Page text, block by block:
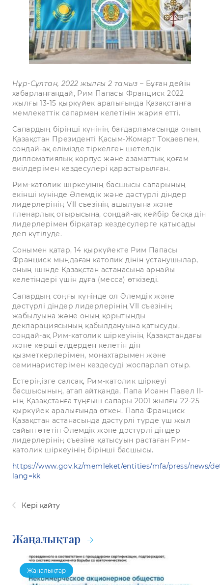
Нұр-Сұлтан, 2022 жылғы 2 тамыз – Бұған дейін
хабарланғандай, Рим Папасы Франциск 2022
жылғы 13-15 қыркүйек аралығында Қазақстанға
мемлекеттік сапармен келетінін жария етті.
Сапардың бірінші күнінің бағдарламасында оның
Қазақстан Президенті Қасым-Жомарт Тоқаевпен,
сондай-ақ елімізде тіркелген шетелдік
дипломатиялық корпус және азаматтық қоғам
өкілдерімен кездесулері қарастырылған.
Рим-католик шіркеуінің басшысы сапарының
екінші күнінде Әлемдік және дәстүрлі діндер
лидерлерінің VII съезінің ашылуына және
пленарлық отырысына, сондай-ақ кейбір басқа дін
лидерлерімен бірқатар кездесулерге қатысады
деп күтілуде.
Сонымен қатар, 14 қыркүйекте Рим Папасы
Франциск мыңдаған католик дінін ұстанушылар,
оның ішінде Қазақстан астанасына арнайы
келетіндері үшін дұға (месса) өткізеді.
Сапардың соңғы күнінде ол Әлемдік және
дәстүрлі діндер лидерлерінің VII съезінің
жабылуына және оның қорытынды
декларациясының қабылдануына қатысуды,
сондай-ақ Рим-католик шіркеуінің Қазақстандағы
және көрші елдерден келетін дін
қызметкерлерімен, монахтарымен және
семинаристерімен кездесуді жоспарлап отыр.
Естеріңізге салсақ, Рим-католик шіркеуі
басшысының, атап айтқанда, Папа Иоанн Павел II-
нің Қазақстанға тұңғыш сапары 2001 жылғы 22-25
қыркүйек аралығында өткен. Папа Франциск
Қазақстан астанасында дәстүрлі түрде үш жыл
сайын өтетін Әлемдік және дәстүрлі діндер
лидерлерінің съезіне қатысуын растаған Рим-
католик шіркеуінің бірінші басшысы.
https://www.gov.kz/memleket/entities/mfa/press/news/
lang=kk
Кері қайту
Жаңалықтар
Жаңалықтар